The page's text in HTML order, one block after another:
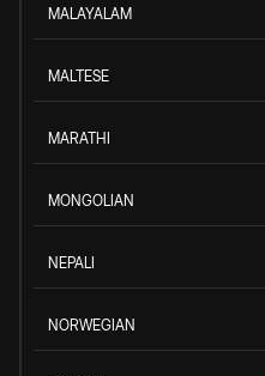
MALAYALAM
MALTESE
MARATHI
MONGOLIAN
NEPALI
NORWEGIAN